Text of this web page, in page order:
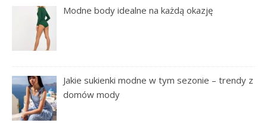
Modne body idealne na każdą okazję
Jakie sukienki modne w tym sezonie – trendy z
domów mody